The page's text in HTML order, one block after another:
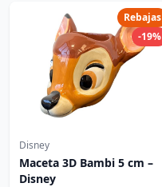
Rebajas
-19%
Disney
Maceta 3D Bambi 5 cm –
Disney